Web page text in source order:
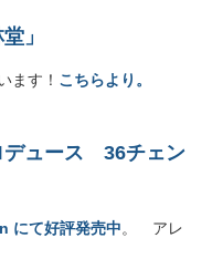
」
ます！ こちらより。
デュース 36チェン
にて好評発売中。 アレ